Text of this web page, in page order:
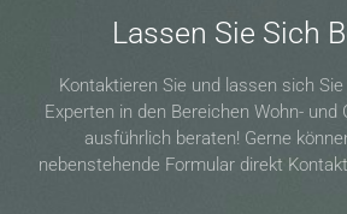
Lassen Sie Sich
Kontaktieren Sie und lassen sich
Experten in den Bereichen Wohn- und
ausführlich beraten! Gerne
nebenstehende Formular direkt